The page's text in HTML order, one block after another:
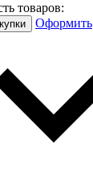
товаров:
Оформить